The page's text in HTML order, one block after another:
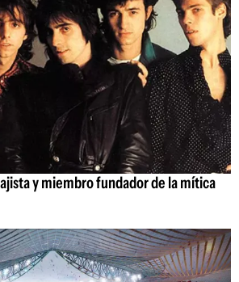
y miembro fundador de la mítica